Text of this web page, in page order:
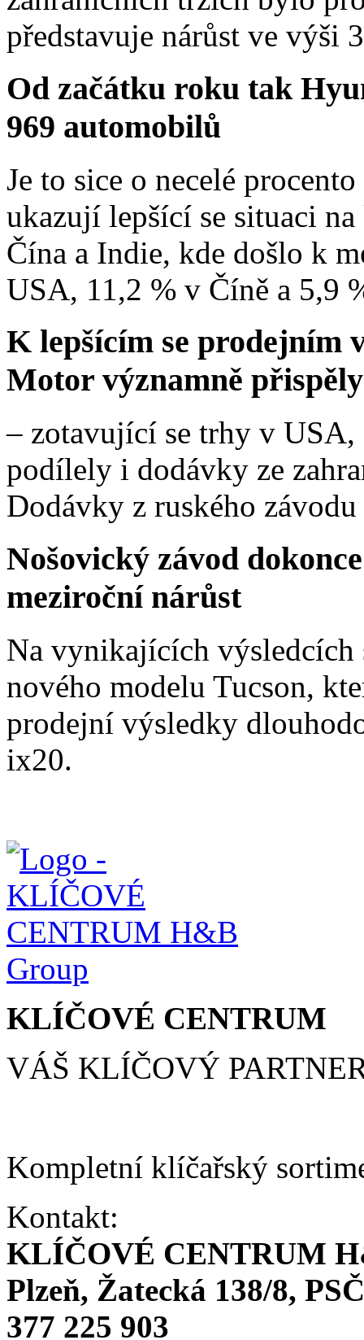
představuje nárůst ve výši
Od začátku roku tak
969 automobilů
Je to sice o necelé
ukazují lepšící se situaci
Čína a Indie, kde došlo k
USA, 11,2 % v Číně a 5,9
K lepšícím se prodejním
Motor významně přispěly
– zotavující se trhy v USA,
podílely i dodávky ze
Dodávky z ruského
Nošovický závod
meziroční nárůst
Na vynikajících výsledcích
nového modelu Tucson,
prodejní výsledky
ix20.
KLÍČOVÉ CENTRUM
VÁŠ KLÍČOVÝ
Kompletní klíčařský
Kontakt:
KLÍČOVÉ CENTRUM
Plzeň, Žatecká 138/8,
377 225 903